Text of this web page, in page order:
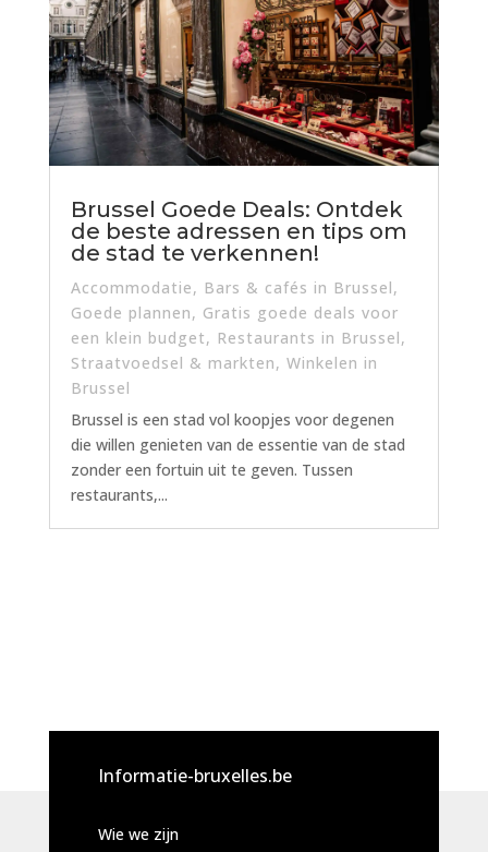
Brussel Goede Deals: Ontdek
de beste adressen en tips om
de stad te verkennen!
Accommodatie, Bars & cafés in Brussel,
Goede plannen, Gratis goede deals voor
een klein budget, Restaurants in Brussel,
Straatvoedsel & markten, Winkelen in
Brussel
Brussel is een stad vol koopjes voor degenen
die willen genieten van de essentie van de stad
zonder een fortuin uit te geven. Tussen
restaurants,...
Informatie-bruxelles.be
Wie we zijn